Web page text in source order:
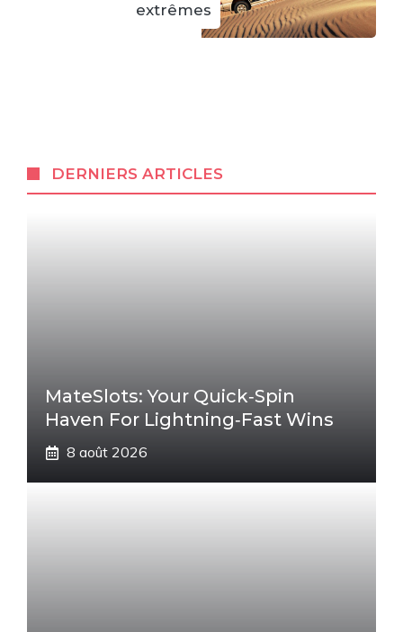
extrêmes
DERNIERS ARTICLES
MateSlots: Your Quick‑Spin
Haven For Lightning‑Fast Wins
8 août 2026